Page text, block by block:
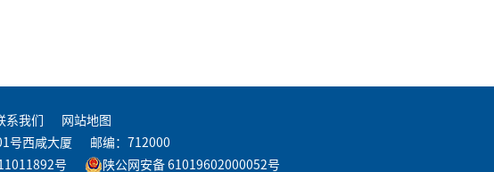
系我们
网站地图
号西咸大厦
邮编：712000
号 陕公网安备 61019602000052号